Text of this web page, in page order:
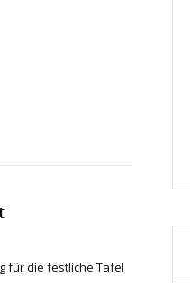
für die festliche Tafel